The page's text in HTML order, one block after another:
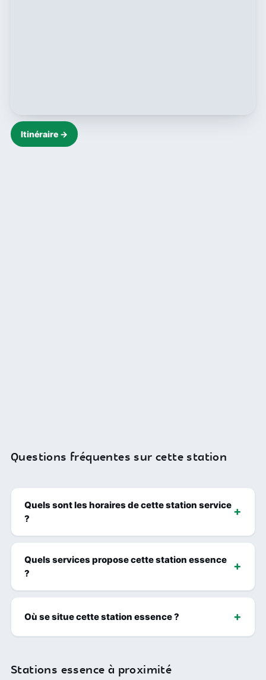
Itinéraire →
Questions fréquentes sur cette station
Quels sont les horaires de cette station service
?
Quels services propose cette station essence
?
Où se situe cette station essence ?
Stations essence à proximité